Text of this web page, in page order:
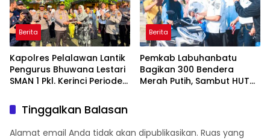
Berita
Kapolres Pelalawan Lantik
Pengurus Bhuwana Lestari
SMAN 1 Pkl. Kerinci Periode
Berita
Pemkab Labuhanbatu
Bagikan 300 Bendera
Merah Putih, Sambut HUT
Tinggalkan Balasan
Alamat email Anda tidak akan dipublikasikan. Ruas yang